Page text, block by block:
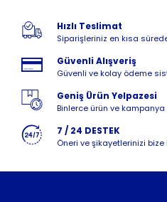
Hızlı Teslimat
Siparişleriniz en kısa
Güvenli Alışveriş
Güvenli ve kolay ödeme
Geniş Ürün Yelpazesi
Binlerce ürün ve
7 / 24 DESTEK
Öneri ve şikayetlerinizi